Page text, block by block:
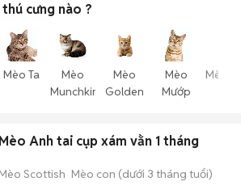
cưng nào ?
Mèo Ta
Mèo
Munchkin
Mèo
Golden
Mèo
Mướp
Mèo
Mèo Anh tai cụp xám vằn 1 tháng
Mèo Scottish Mèo con (dưới 3 tháng tuổi)